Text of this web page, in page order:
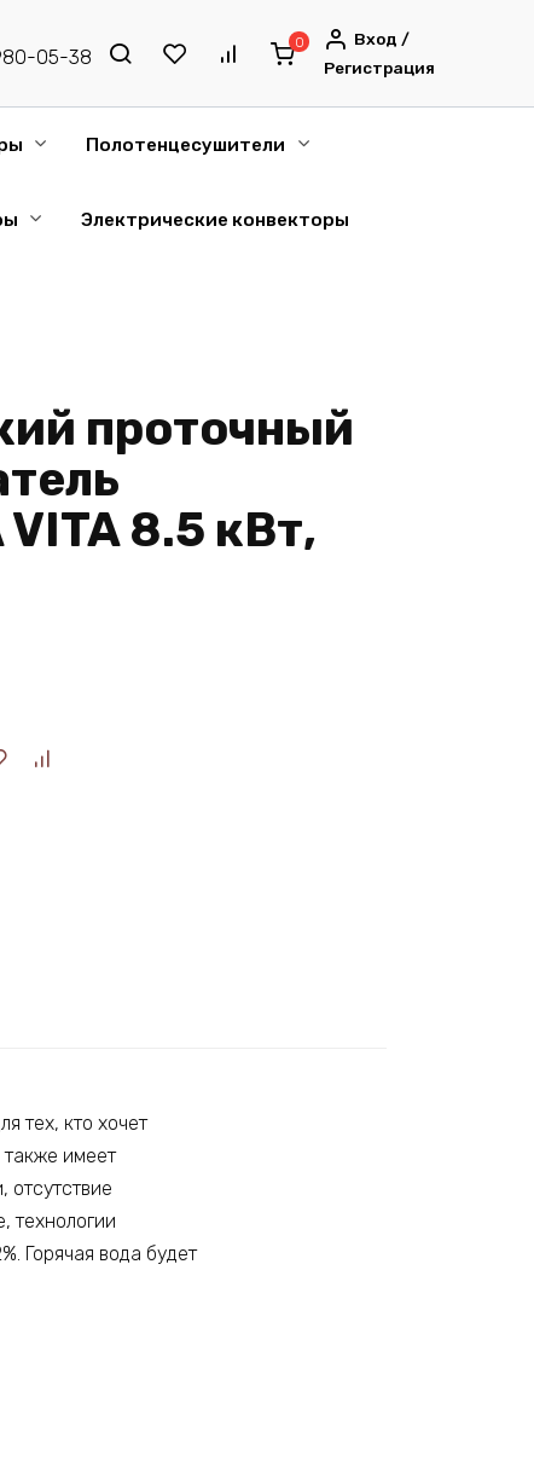
05-38
0
Вход /
Регистрация
Полотенцесушители
Электрические конвекторы
проточный
VITA 8.5 кВт,
тех, кто хочет
также имеет
отсутствие
технологии
Горячая вода будет